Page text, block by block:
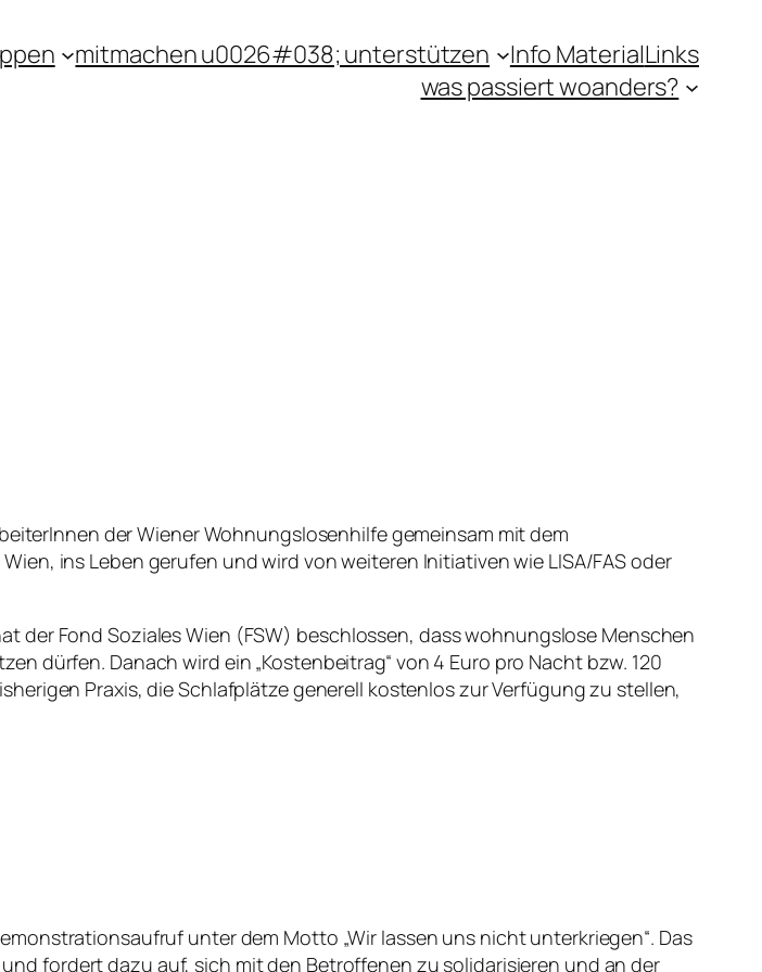
mitmachen u0026#038; unterstützen Info MaterialLinks
was passiert woanders?
der Wiener Wohnungslosenhilfe gemeinsam mit dem
ins Leben gerufen und wird von weiteren Initiativen wie LISA/FAS oder
der Fond Soziales Wien (FSW) beschlossen, dass wohnungslose Menschen
dürfen. Danach wird ein „Kostenbeitrag“ von 4 Euro pro Nacht bzw. 120
Praxis, die Schlafplätze generell kostenlos zur Verfügung zu stellen,
unter dem Motto „Wir lassen uns nicht unterkriegen“. Das
fordert dazu auf, sich mit den Betroffenen zu solidarisieren und an der